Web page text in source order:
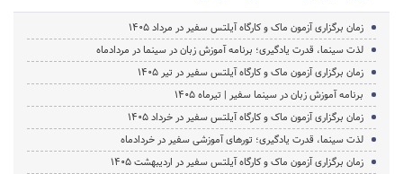
زمان برگزاری آزمون ماک و کارگاه آیلتس سفیر در مرداد 1405
لذت سینما، قدرت یادگیری؛ برنامه آموزش زبان در سینما در مردادماه
زمان برگزاری آزمون ماک و کارگاه آیلتس سفیر در تیر 1405
برنامه آموزش زبان در سینما سفیر | تیرماه ۱۴۰۵
زمان برگزاری آزمون ماک و کارگاه آیلتس سفیر در خرداد 1405
لذت سینما، قدرت یادگیری؛ تورهای آموزشی سفیر در خردادماه
زمان برگزاری آزمون ماک و کارگاه آیلتس سفیر در اردیبهشت 1405